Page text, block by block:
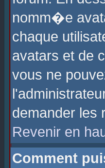
nomm�e
chaque
avatars et de
vous ne
demander les
Revenir en
Comment